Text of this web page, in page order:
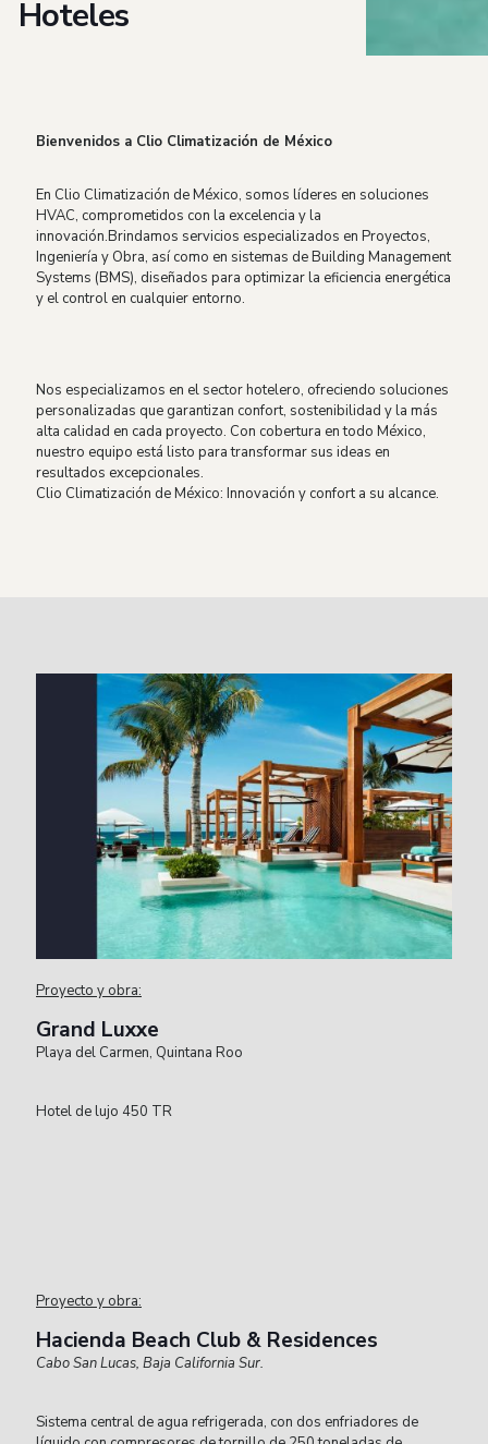
Hoteles
Bienvenidos a Clio Climatización de México
En Clio Climatización de México, somos líderes en soluciones
HVAC, comprometidos con la excelencia y la
innovación.Brindamos servicios especializados en Proyectos,
Ingeniería y Obra, así como en sistemas de Building Management
Systems (BMS), diseñados para optimizar la eficiencia energética
y el control en cualquier entorno.
Nos especializamos en el sector hotelero, ofreciendo soluciones
personalizadas que garantizan confort, sostenibilidad y la más
alta calidad en cada proyecto. Con cobertura en todo México,
nuestro equipo está listo para transformar sus ideas en
resultados excepcionales.
Clio Climatización de México: Innovación y confort a su alcance.
Proyecto y obra:
Grand Luxxe
Playa del Carmen, Quintana Roo
Hotel de lujo 450 TR
Proyecto y obra:
Hacienda Beach Club & Residences
Cabo San Lucas, Baja California Sur.
Sistema central de agua refrigerada, con dos enfriadores de